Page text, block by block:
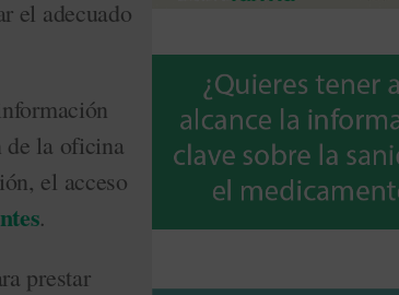
el adecuado
de la oficina
el acceso
.
prestar